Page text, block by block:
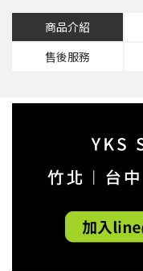
商品介紹
售後服務